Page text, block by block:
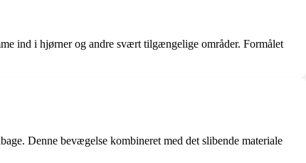
ind i hjørner og andre svært tilgængelige områder. Formålet
Denne bevægelse kombineret med det slibende materiale